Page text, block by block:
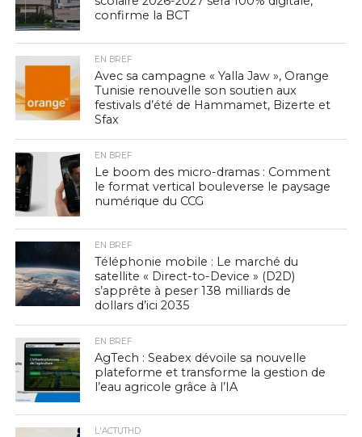
confirme la BCT
EN BREF
Avec sa campagne « Yalla Jaw », Orange
Tunisie renouvelle son soutien aux
festivals d’été de Hammamet, Bizerte et
Sfax
EN BREF
Le boom des micro-dramas : Comment
le format vertical bouleverse le paysage
numérique du CCG
EN BREF
Téléphonie mobile : Le marché du
satellite « Direct-to-Device » (D2D)
s’apprête à peser 138 milliards de
dollars d’ici 2035
EN BREF
AgTech : Seabex dévoile sa nouvelle
plateforme et transforme la gestion de
l’eau agricole grâce à l’IA
L'ACTUTHD